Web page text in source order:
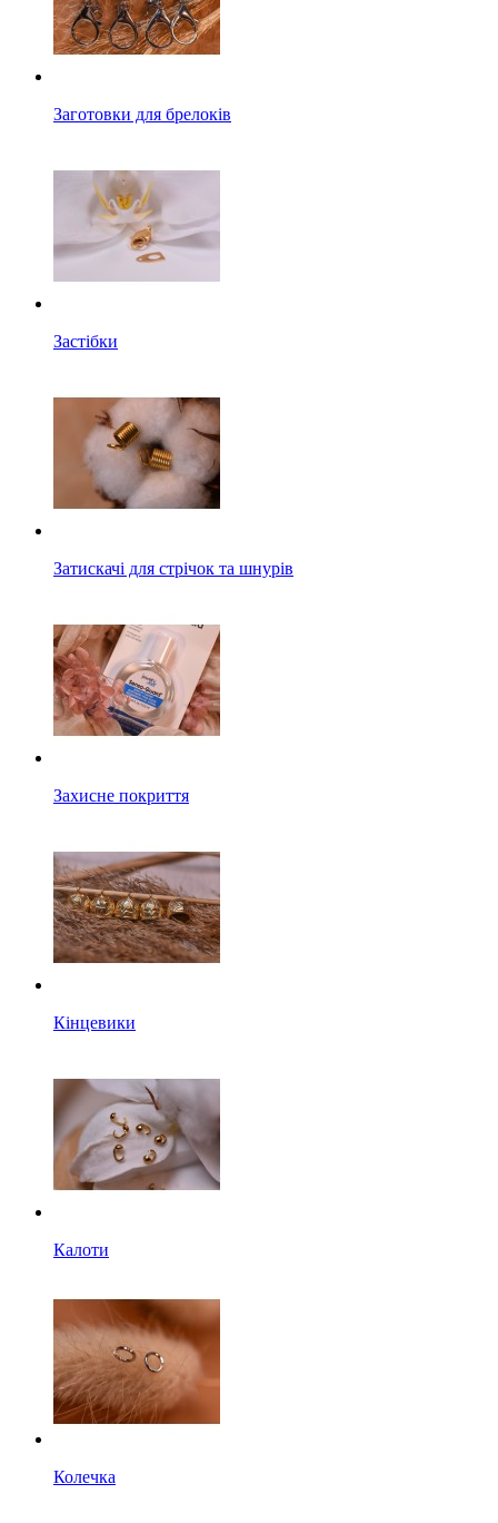
Заготовки для брелоків
Застібки
Затискачі для стрічок та шнурів
Захисне покриття
Кінцевики
Калоти
Колечка